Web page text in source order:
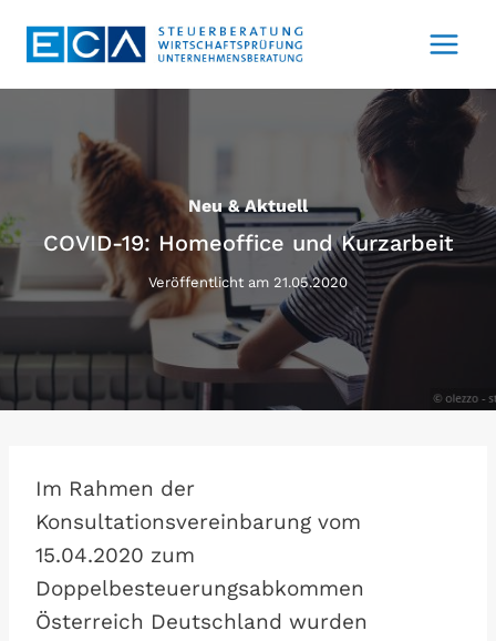
Inhalt
Neu & Aktuell
COVID-19: Homeoffice und Kurzarbeit
Veröffentlicht am 21.05.2020
Im Rahmen der
Konsultationsvereinbarung vom
15.04.2020 zum
Doppelbesteuerungsabkommen
Österreich Deutschland wurden